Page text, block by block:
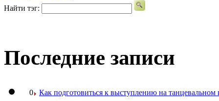
Найти тэг:
Последние записи
0 Как подготовиться к выступлению на танцевальном